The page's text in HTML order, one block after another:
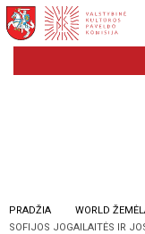
PRADŽIA
WORLD
SOFIJOS JOGAILAITĖS IR